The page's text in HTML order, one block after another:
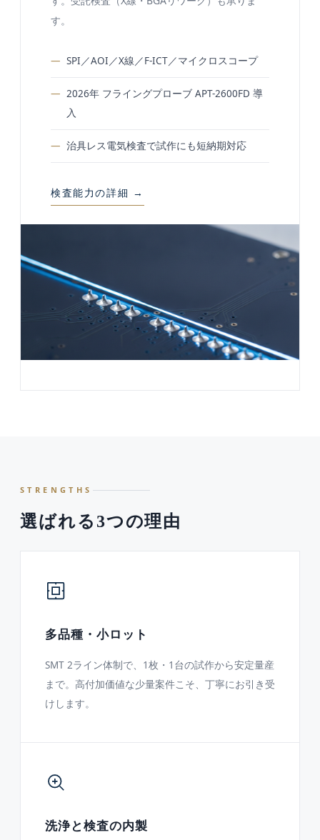
す。
SPI／AOI／X線／F-ICT／マイクロスコープ
2026年 フライングプローブ APT-2600FD 導
入
治具レス電気検査で試作にも短納期対応
検査能力の詳細 →
STRENGTHS
選ばれる3つの理由
多品種・小ロット
SMT 2ライン体制で、1枚・1台の試作から安定量産
まで。高付加価値な少量案件こそ、丁寧にお引き受
けします。
洗浄と検査の内製